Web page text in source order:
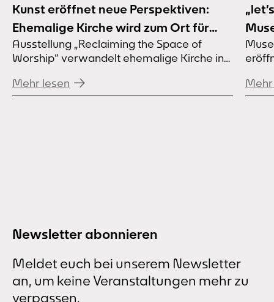
Kunst eröffnet neue Perspektiven:
Ehemalige Kirche wird zum Ort für
Kunst und Gemeinschaft
Ausstellung „Reclaiming the Space of
Worship“ verwandelt ehemalige Kirche in
leerstehende Kirchen zu Orten der
Begegnung werden? Die Ausstellung
Mehr lesen
Newsletter abonnieren
Meldet euch bei unserem Newsletter
an, um keine Veranstaltungen mehr zu
verpassen.